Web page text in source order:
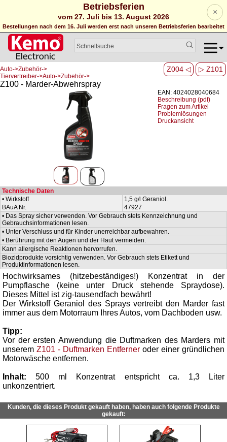
Betriebsferien
vom 27. Juli bis 13. August 2026
Bestellungen nach dem 16. Juli werden erst nach unseren Betriebsferien bearbeitet
×
Z004 ◁ ▷ Z101
Auto->Zubehör->
Tiervertreiber->Auto->Zubehör->
Z100 - Marder-Abwehrspray
EAN: 4024028040684
Beschreibung (pdf)
Fragen zum Artikel
Problemlösungen
Druckansicht
Technische Daten
• Das Spray sicher verwenden. Vor Gebrauch stets Kennzeichnung und
Gebrauchsinformationen lesen.
• Unter Verschluss und für Kinder unerreichbar aufbewahren.
• Berührung mit den Augen und der Haut vermeiden.
• Wirkstoff 1,5 g/l Geraniol.
Kann allergische Reaktionen hervorrufen.
BAuA Nr. 47927
Biozidprodukte vorsichtig verwenden. Vor Gebrauch stets Etikett und
Produktinformationen lesen.
Hochwirksames (hitzebeständiges!) Konzentrat in der
Pumpflasche (keine unter Druck stehende Spraydose).
Dieses Mittel ist zig-tausendfach bewährt!
Der Wirkstoff Geraniol des Sprays vertreibt den Marder fast
immer aus dem Motorraum Ihres Autos, vom Dachboden usw.
Tipp:
Vor der ersten Anwendung die Duftmarken des Marders mit
unserem Z101 - Duftmarken Entferner oder einer gründlichen
Motorwäsche entfernen.
Inhalt: 500 ml Konzentrat entspricht ca. 1,3 Liter
unkonzentriert.
Kunden, die dieses Produkt gekauft haben, haben auch folgende Produkte
gekauft: